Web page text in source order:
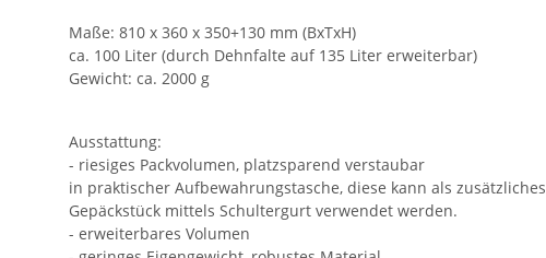
Maße: 810 x 360 x 350+130 mm (BxTxH)
ca. 100 Liter (durch Dehnfalte auf 135 Liter erweiterbar)
Gewicht: ca. 2000 g
Ausstattung:
- riesiges Packvolumen, platzsparend verstaubar
in praktischer Aufbewahrungstasche, diese kann als zusätzliches
Gepäckstück mittels Schultergurt verwendet werden.
- erweiterbares Volumen